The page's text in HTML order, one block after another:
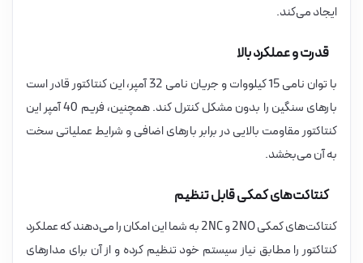
ایجاد می‌کند.
قدرت و عملکرد بالا
با توان نامی 15 کیلووات و جریان نامی 32 آمپر، این کنتاکتور قادر است
بارهای سنگین را بدون مشکل کنترل کند. همچنین، فریم 40 آمپر این
کنتاکتور مقاومت بالایی در برابر بارهای اضافی و شرایط عملیاتی سخت
به آن می‌بخشد.
کنتاکت‌های کمکی قابل تنظیم
کنتاکت‌های کمکی 2NO و 2NC به شما این امکان را می‌دهند که عملکرد
کنتاکتور را مطابق نیاز سیستم خود تنظیم کرده و از آن برای مدارهای